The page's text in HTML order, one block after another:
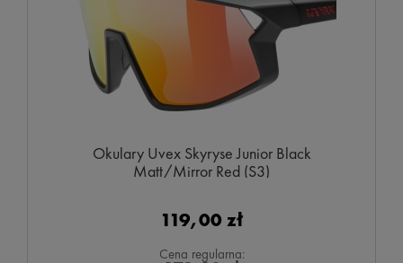
Okulary Uvex Skyryse Junior Black
Matt/Mirror Red (S3)
119,00 zł
Cena regularna: